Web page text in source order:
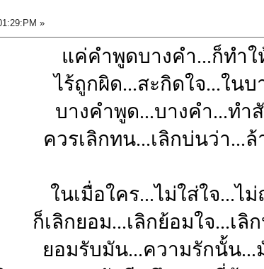
»
แค่คำพูดบางคำ...ก็ทำใ
ไร้ถูกผิด...สะกิดใจ...ในบ
บางคำพูด...บางคำ...ทำ
ควรเลิกทน...เลิกบ่นว่า...ล้
ในเมื่อใคร...ไม่ใส่ใจ...ไ
ก็เลิกยอม...เลิกย้อมใจ...เลิ
ยอมรับมัน...ความรักนั้น...